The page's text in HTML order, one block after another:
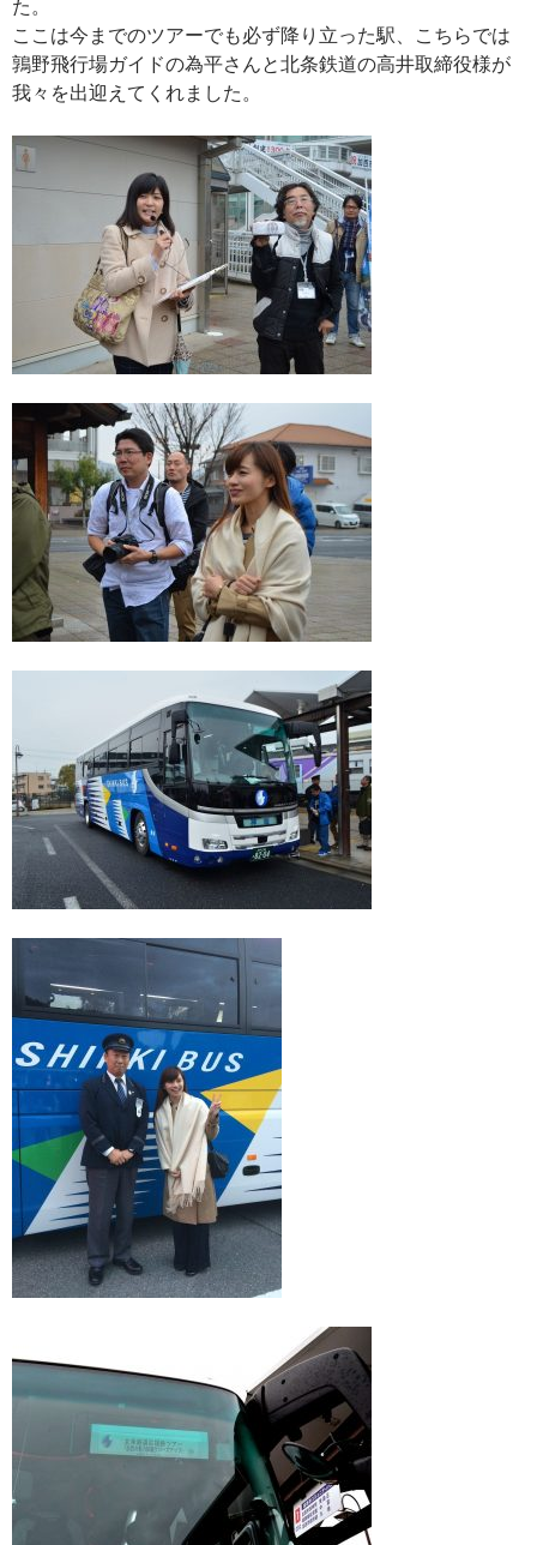
た。
ここは今までのツアーでも必ず降り立った駅、こちらでは
鶉野飛行場ガイドの為平さんと北条鉄道の高井取締役様が
我々を出迎えてくれました。